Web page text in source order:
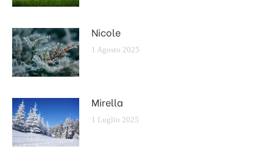
Nicole
1 Agosto 2025
Mirella
1 Luglio 2025